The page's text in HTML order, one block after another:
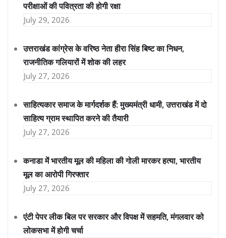
परीक्षाओं की पवित्रता की होगी रक्षा
July 29, 2026
उत्तराखंड कांग्रेस के वरिष्ठ नेता हीरा सिंह बिष्ट का निधन,
राजनीतिक गलियारों में शोक की लहर
July 27, 2026
साहित्यकार समाज के मार्गदर्शक हैं: मुख्यमंत्री धामी, उत्तराखंड में दो
साहित्य ग्राम स्थापित करने की तैयारी
July 27, 2026
कनाडा में भारतीय मूल की महिला की गोली मारकर हत्या, भारतीय
मूल का आरोपी गिरफ्तार
July 27, 2026
एंटी पेपर लीक बिल पर सरकार और विपक्ष में सहमति, मंगलवार को
लोकसभा में होगी चर्चा